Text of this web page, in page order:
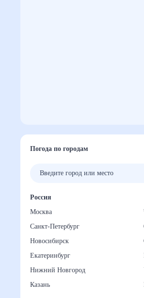
Погода по городам
Россия
Москва
Санкт-Петербург
Новосибирск
Екатеринбург
Нижний Новгород
Казань